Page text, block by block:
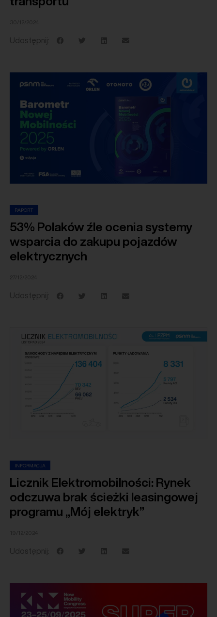
30/12/2024
Udostępnij:
RAPORT
53% Polaków źle ocenia systemy
wsparcia do zakupu pojazdów
elektrycznych
27/12/2024
Udostępnij:
INFORMACJA
Licznik Elektromobilności: Rynek
odczuwa brak ścieżki leasingowej
programu „Mój elektryk”
19/12/2024
Udostępnij: